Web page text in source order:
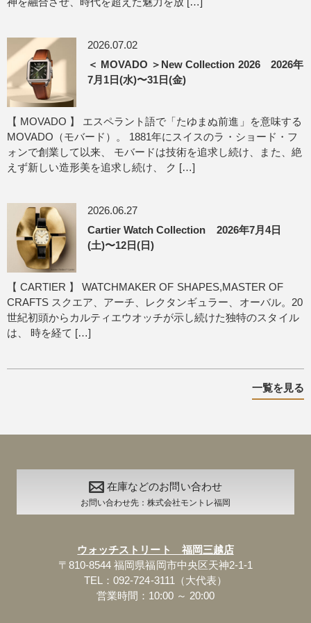
2026.07.02
＜ MOVADO ＞New Collection 2026 2026年
7月1日(水)〜31日(金)
【 MOVADO 】 エスペラント語で「たゆまぬ前進」を意味する
MOVADO（モバード）。 1881年にスイスのラ・ショード・フ
ォンで創業して以来、 モバードは技術を追求し続け、また、絶
えず新しい造形美を追求し続け、 ク […]
2026.06.27
Cartier Watch Collection 2026年7月4日
(土)〜12日(日)
【 CARTIER 】 WATCHMAKER OF SHAPES,MASTER OF
CRAFTS スクエア、アーチ、レクタンギュラー、オーバル。20
世紀初頭からカルティエウオッチが示し続けた独特のスタイル
は、 時を経て […]
一覧を見る
在庫などのお問い合わせ
お問い合わせ先：株式会社モントレ福岡
ウォッチストリート 福岡三越店
〒810-8544 福岡県福岡市中央区天神2-1-1
TEL：092-724-3111（大代表）
営業時間：10:00 ～ 20:00